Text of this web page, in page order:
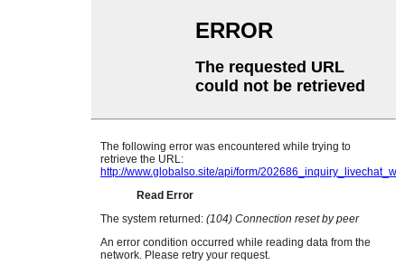
Samoan
Scots Gaelic
Sindhi
Swahili
Tajik
Thai
Ukrainian
Urdu